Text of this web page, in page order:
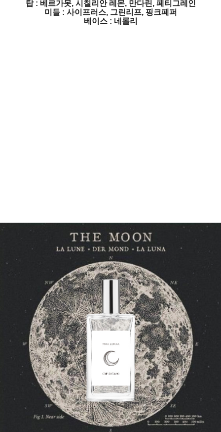
탑 : 베르가못, 시칠리안 레몬, 만다린, 페티그레인
미들 : 사이프러스, 그린리프, 핑크페퍼
베이스 : 네롤리